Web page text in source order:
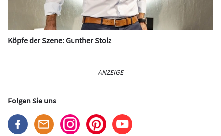
Köpfe der Szene: Gunther Stolz
ANZEIGE
Folgen Sie uns